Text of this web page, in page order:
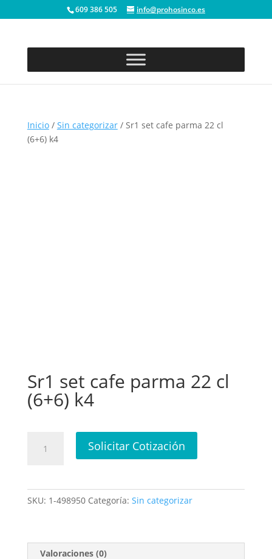
609 386 505 info@prohosinco.es
Inicio/ Sin categorizar/ Sr1 set cafe parma 22 cl
(6+6) k4
Sr1 set cafe parma 22 cl
(6+6) k4
cantidad
Solicitar Cotización
SKU: 1-498950 Categoría: Sin categorizar
Valoraciones (0)